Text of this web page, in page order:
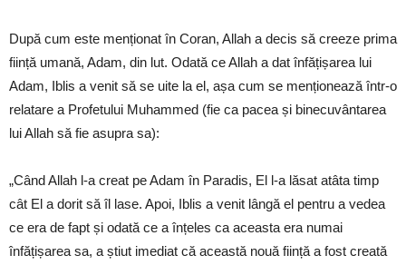
După cum este menționat în Coran, Allah a decis să creeze prima
ființă umană, Adam, din lut. Odată ce Allah a dat înfățișarea lui
Adam, Iblis a venit să se uite la el, așa cum se menționează într-o
relatare a Profetului Muhammed (fie ca pacea și binecuvântarea
lui Allah să fie asupra sa):
„Când Allah l-a creat pe Adam în Paradis, El l-a lăsat atâta timp
cât El a dorit să îl lase. Apoi, Iblis a venit lângă el pentru a vedea
ce era de fapt și odată ce a înțeles ca aceasta era numai
înfățișarea sa, a știut imediat că această nouă ființă a fost creată